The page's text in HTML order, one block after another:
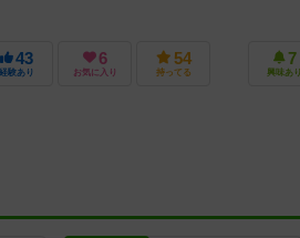
43
経験あり
6
お気に入り
54
持ってる
7
興味あり